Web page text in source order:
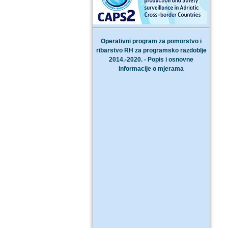
Operativni program za pomorstvo i
ribarstvo RH za programsko razdoblje
2014.-2020. - Popis i osnovne
informacije o mjerama